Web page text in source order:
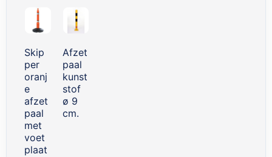
Skip
carousel
Skip
per
oranj
e
afzet
paal
met
voet
plaat
Afzet
paal
kunst
stof
ø 9
cm.